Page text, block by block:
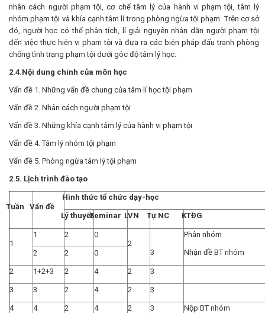
nhân cách người phạm tội, cơ chế tâm lý của hành vi phạm tội, tâm lý
nhóm phạm tội và khía cạnh tâm lí trong phòng ngừa tội phạm. Trên cơ sở
đó, người học có thể phân tích, lí giải nguyên nhân dẫn người phạm tội
đến việc thực hiện vi phạm tội và đưa ra các biện pháp đấu tranh phòng
chống tình trạng phạm tội dưới góc độ tâm lý học.
2.4.Nội dung chính của môn học
Vấn đề 1. Những vấn đề chung của tâm lí học tội phạm
Vấn đề 2. Nhân cách người phạm tội
Vấn đề 3. Những khía cạnh tâm lý của hành vi phạm tội
Vấn đề 4. Tâm lý nhóm tội phạm
Vấn đề 5. Phòng ngừa tâm lý tội phạm
2.5. Lịch trình đào tạo
Tuần Vấn đề
Hình thức tổ chức dạy-học
Lý thuyếtSeminar LVN Tự NC KTĐG
1
1 2
0
2
3
Phân nhóm
Nhận đề BT nhóm
2 2 0
2 1+2+3 2 4 2 3
3 3 2 4 2 3
4 4 2 4 2 3 Nộp BT nhóm